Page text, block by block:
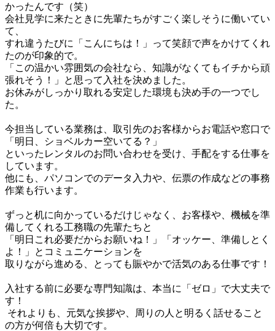
かったんです（笑）
会社見学に来たときに先輩たちがすごく楽しそうに働いてい
て、
すれ違うたびに「こんにちは！」って笑顔で声をかけてくれ
たのが印象的で。
「この温かい雰囲気の会社なら、知識がなくてもイチから頑
張れそう！」と思って入社を決めました。
お休みがしっかり取れる安定した環境も決め手の一つでし
た。
今担当している業務は、取引先のお客様からお電話や窓口で
「明日、ショベルカー空いてる？」
といったレンタルのお問い合わせを受け、手配をする仕事を
しています。
他にも、パソコンでのデータ入力や、伝票の作成などの事務
作業も行います。
ずっと机に向かっているだけじゃなく、お客様や、機械を準
備してくれる工務職の先輩たちと
「明日これ必要だからお願いね！」「オッケー、準備しとく
よ！」とコミュニケーションを
取りながら進める、とっても賑やかで活気のある仕事です！
入社する前に必要な専門知識は、本当に「ゼロ」で大丈夫で
す！
の方が何倍も大切です。